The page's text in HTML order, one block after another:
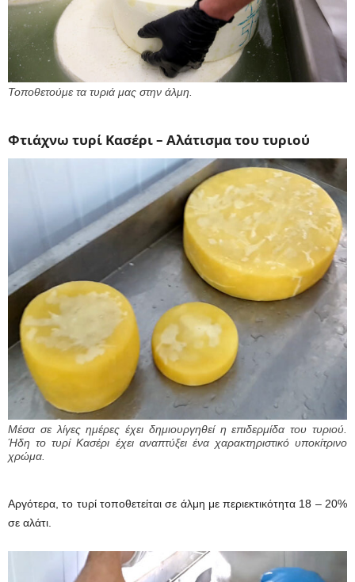
Τοποθετούμε τα τυριά μας στην άλμη.
Φτιάχνω τυρί Κασέρι – Αλάτισμα του τυριού
Μέσα σε λίγες ημέρες έχει δημιουργηθεί η επιδερμίδα του τυριού.
Ήδη το τυρί Κασέρι έχει αναπτύξει ένα χαρακτηριστικό υποκίτρινο
χρώμα.
Αργότερα, το τυρί τοποθετείται σε άλμη με περιεκτικότητα 18 – 20%
σε αλάτι.